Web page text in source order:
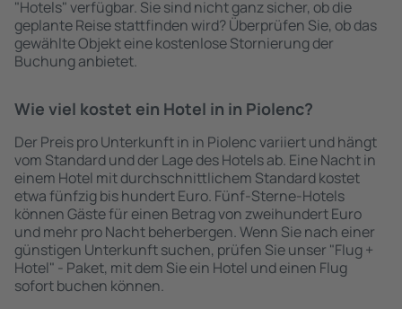
"Hotels" verfügbar. Sie sind nicht ganz sicher, ob die
geplante Reise stattfinden wird? Überprüfen Sie, ob das
gewählte Objekt eine kostenlose Stornierung der
Buchung anbietet.
Wie viel kostet ein Hotel in in Piolenc?
Der Preis pro Unterkunft in in Piolenc variiert und hängt
vom Standard und der Lage des Hotels ab. Eine Nacht in
einem Hotel mit durchschnittlichem Standard kostet
etwa fünfzig bis hundert Euro. Fünf-Sterne-Hotels
können Gäste für einen Betrag von zweihundert Euro
und mehr pro Nacht beherbergen. Wenn Sie nach einer
günstigen Unterkunft suchen, prüfen Sie unser "Flug +
Hotel" - Paket, mit dem Sie ein Hotel und einen Flug
sofort buchen können.